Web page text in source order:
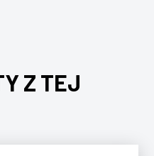
Z TEJ